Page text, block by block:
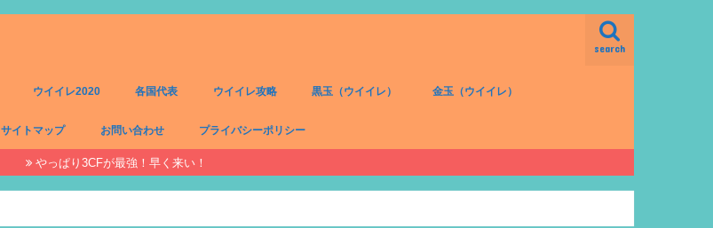
search
ウイイレ2020 各国代表 ウイイレ攻略 黒玉（ウイイレ） 金玉（ウイイレ）
サイトマップ お問い合わせ プライバシーポリシー
やっぱり3CFが最強！早く来い！